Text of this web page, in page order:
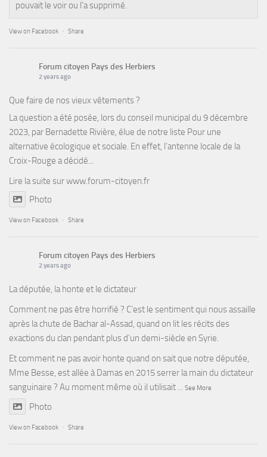
pouvait le voir ou l’a supprimé.
View on Facebook · Share
Forum citoyen Pays des Herbiers
2 years ago
Que faire de nos vieux vêtements ?
La question a été posée, lors du conseil municipal du 9 décembre
2023, par Bernadette Rivière, élue de notre liste Pour une
alternative écologique et sociale. En effet, l’antenne locale de la
Croix-Rouge a décidé...
Lire la suite surwww.forum-citoyen.fr
Photo
View on Facebook · Share
Forum citoyen Pays des Herbiers
2 years ago
La députée, la honte et le dictateur
Comment ne pas être horrifié ? C’est le sentiment qui nous assaille
après la chute de Bachar al-Assad, quand on lit les récits des
exactions du clan pendant plus d’un demi-siècle en Syrie.
Et comment ne pas avoir honte quand on sait que notre députée,
Mme Besse, est allée à Damas en 2015 serrer la main du dictateur
sanguinaire ? Au moment même où il utilisait ... See More
Photo
View on Facebook · Share